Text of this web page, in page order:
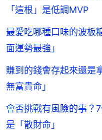
「這根」是低調MVP
最愛吃哪種口味的波板
面運勢最強」
賺到的錢會存起來還是
無富貴命」
會否挑戰有風險的事？
是「散財命」